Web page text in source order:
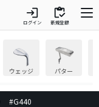
login
ログイン
inventory
新規登録
ウェッジ パター
#G440